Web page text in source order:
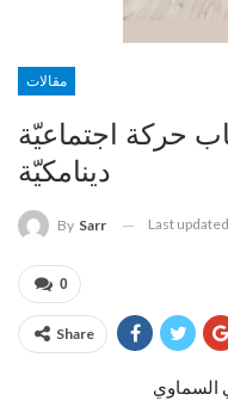
مقالات
حركة اجتماعيّة
دينامكيّة
By Sarr Last updated
0
Share
السماوي